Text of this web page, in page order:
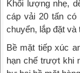
Khối lượng nhẹ,
cáp vải 20 tấn có
chuyển, lắp đặt và
Bề mặt tiếp xúc
hạn chế trượt khi